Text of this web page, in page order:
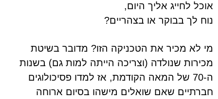
אוכל לחייג אליך היום,
נוח לך בבוקר או בצהריים?
מי לא מכיר את הטכניקה הזו? מדובר בשיטת
מכירות שנולדה (וצריכה הייתה למות גם) בשנות
ה-70 של המאה הקודמת, אז למדו פסיכולוגים
חברתיים שאם שואלים מישהו בסיום ארוחה